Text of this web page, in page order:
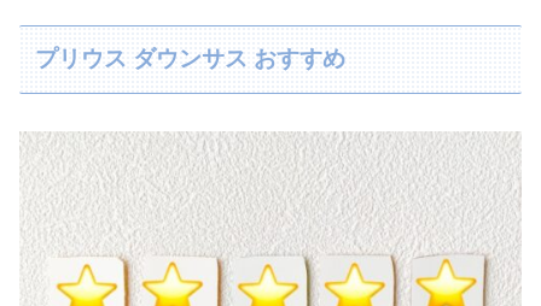
プリウス ダウンサス おすすめ